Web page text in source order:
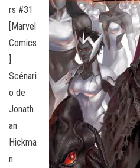
rs #31
[Marvel
Comics
]
Scénari
o de
Jonath
an
Hickma
n